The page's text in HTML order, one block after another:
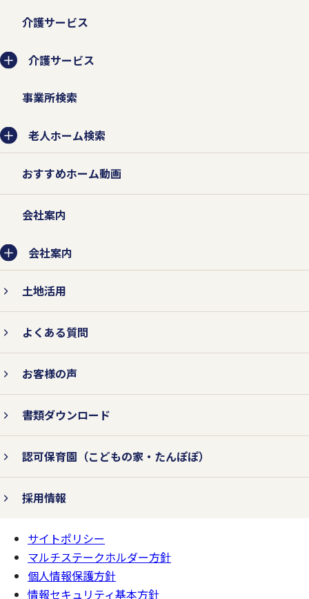
どによって業務委託先に個人情報保護を義
務付けるとともに、業務委託先が適切に個
2.個人情報の紛失、破壊、改ざ
ん、および漏えいなどを防止する
対策を行います。
えいなどを防止するため、不正アクセス対
対策を行います。
3.法令およびその他の規範を遵守
します。
個人情報の取り扱いに関して、個人情報保
護法をはじめとする個人情報に関する法令
およびその他の規範を遵守します。
4.個人情報保護コンプライアン
ス・プログラムの継続的改善を行
います。
介護サービス
介護サービス
事業所検索
老人ホーム検索
おすすめホーム動画
会社案内
会社案内
土地活用
よくある質問
お客様の声
書類ダウンロード
認可保育園 （こどもの家・たんぽぽ）
採用情報
ページの
一番上へ
サイトポリシー
マルチステークホルダー方針
個人情報保護方針
情報セキュリティ基本方針